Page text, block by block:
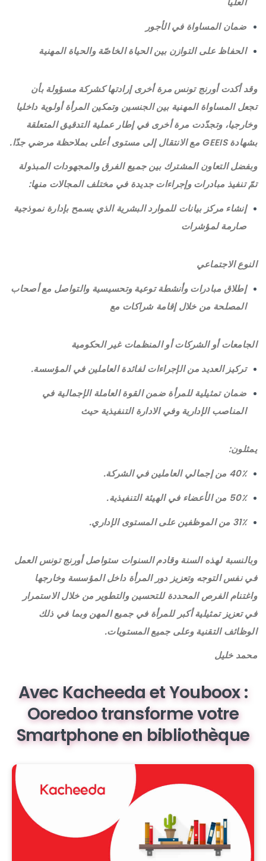
ضمان المساواة في الأجور
الحفاظ على التوازن بين الحياة الخاصّة والحياة المهنية
وقد أكدت أورنج تونس مرة أخرى إرادتها كشركة مسؤولة بأن
تجعل المساواة المهنية بين الجنسين وتمكين المرأة أولوية داخليا
وخارجيا، وتجدّدت مرة أخرى في إطار عملية التدقيق المتعلقة
بشهادة GEEIS مع الانتقال إلى مستوى أعلى بملاحظة مرضي جدّا.
وبفضل التعاون المشترك بين جميع الفرق والمجهودات المبذولة
تمّ تنفيذ مبادرات وإجراءات جديدة في مختلف المجالات منها:
إنشاء مركز بيانات للموارد البشرية الذي يسمح بإدارة نموذجية
صارمة لمؤشرات
النوع الاجتماعي
إطلاق مبادرات وأنشطة توعية وتحسيسية والتواصل مع أصحاب
المصلحة من خلال إقامة شراكات مع
الجامعات أو الشركات أو المنظمات غير الحكومية
تركيز العديد من الإجراءات لفائدة العاملين في المؤسسة.
ضمان تمثيلية للمرأة ضمن القوة العاملة الإجمالية في
المناصب الإدارية وفي الادارة التنفيذية حيث
يمثلون:
40٪ من إجمالي العاملين في الشركة.
50٪ من الأعضاء في الهيئة التنفيذية.
31٪ من الموظفين على المستوى الإداري.
وبالنسبة لهذه السنة وقادم السنوات ستواصل أورنج تونس العمل
في نفس التوجه وتعزيز دور المرأة داخل المؤسسة وخارجها
واغتنام الفرص المحددة للتحسين والتطوير من خلال الاستمرار
في تعزيز تمثيلية أكبر للمرأة في جميع المهن وبما في ذلك
الوظائف التقنية وعلى جميع المستويات.
محمد خليل
Avec Kacheeda et Youboox :
Ooredoo transforme votre
Smartphone en bibliothèque